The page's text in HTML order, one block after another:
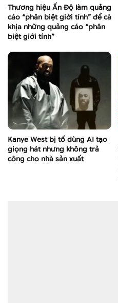
Thương hiệu Ấn Độ làm quảng
cáo “phân biệt giới tính” để cà
khịa những quảng cáo “phân
biệt giới tính”
Kanye West bị tố dùng AI tạo
giọng hát nhưng không trả
công cho nhà sản xuất